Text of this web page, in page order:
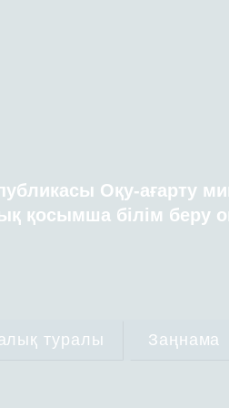
Оқу-ағарту
қосымша білім беру
туралы Заңнама